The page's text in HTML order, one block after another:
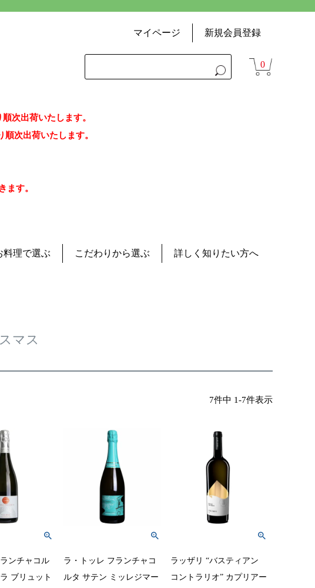
マイページ 新規会員登録
0
次出荷いたします。
次出荷いたします。
ます。
料理で選ぶ こだわりから選ぶ 詳しく知りたい方へ
マス
7件中 1-7件表示
ンチャコル
ブリュット
ラ・トッレ フランチャコ
ルタ サテン ミッレジマー
ラッザリ “バスティアン
コントラリオ” カプリアー